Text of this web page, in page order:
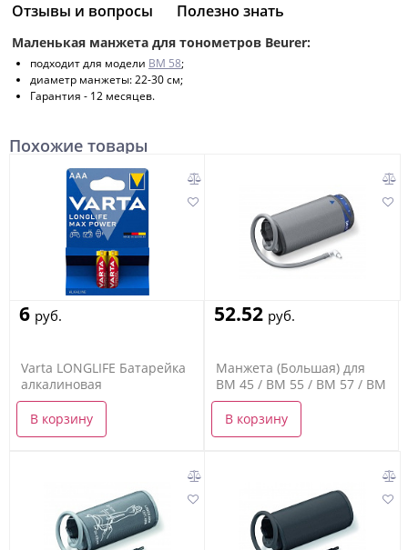
Отзывы и вопросы
Полезно знать
Маленькая манжета для тонометров Beurer:
подходит для модели BM 58;
диаметр манжеты: 22-30 см;
Гарантия - 12 месяцев.
Похожие товары
6 руб.
Varta LONGLIFE Батарейка
алкалиновая
В корзину
52.52 руб.
Манжета (Большая) для
BM 45 / BM 55 / BM 57 / BM
85
В корзину